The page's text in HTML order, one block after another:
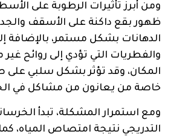
ومن أبرز تأثيرات الرطوبة على
ظهور بقع داكنة على الأسقف
الدهانات بشكل مستمر، بالإضافة
والفطريات التي تؤدي إلى روائح غير
المكان، وقد تؤثر بشكل سلبي على
خاصة من يعانون من مشاكل في
ومع استمرار المشكلة، تبدأ
التدريجي نتيجة امتصاص المياه،